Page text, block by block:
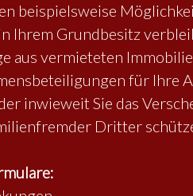
beispielsweise
Ihrem Grundbesitz
aus vermieteten
für Ihre
inwieweit Sie das
Dritter